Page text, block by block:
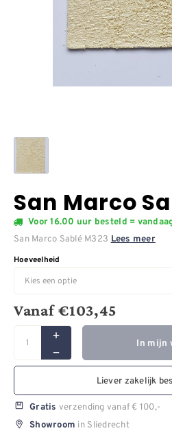
San Marco
Voor 16.00 uur besteld =
San Marco Sablé M323 Lees meer
Hoeveelheid
Vanaf€103,45
In mijn
Liever zakelijk
Gratis verzending vanaf € 100,-
Showroom in Sliedrecht